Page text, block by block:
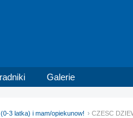
Galerie
3 latka) i mam/opiekunow! CZESC